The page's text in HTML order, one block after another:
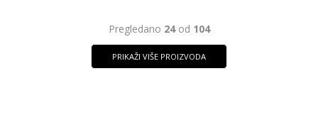
Pregledano 24od 104
PRIKAŽI VIŠE PROIZVODA